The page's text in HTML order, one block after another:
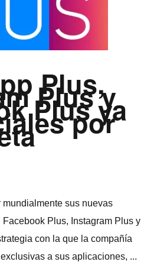
Plus,
Plus y
Plus ya
por
mundialmente sus nuevas
Plus, Instagram Plus y
con la que la compañía
a sus aplicaciones, ...